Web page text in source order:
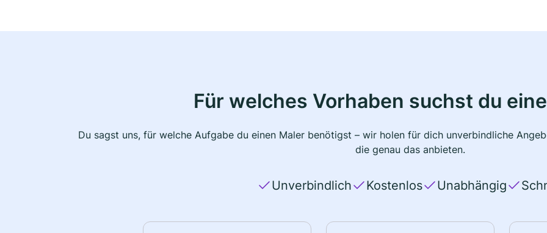
Für welches Vorhaben suchst du
Du sagst uns, für welche Aufgabe du einen Maler benötigst – wir holen für dich unverbindliche
die genau das anbieten.
Unverbindlich Kostenlos Unabhängig